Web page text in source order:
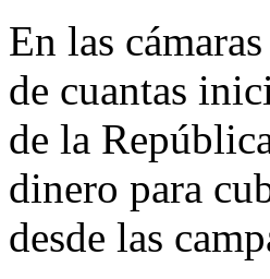
En las
de cuantas
de la
dinero para
desde las